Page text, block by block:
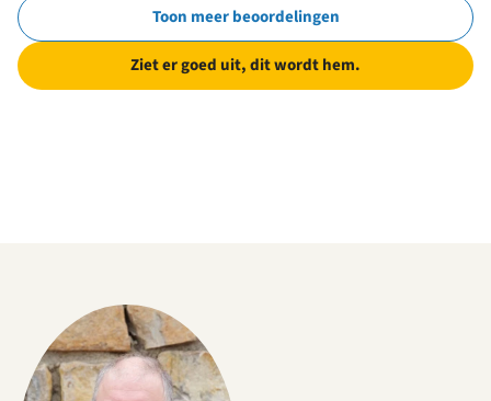
Toon meer beoordelingen
Ziet er goed uit, dit wordt hem.